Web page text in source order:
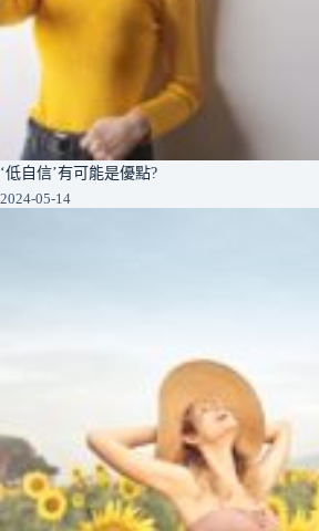
‘低自信’有可能是優點?
2024-05-14